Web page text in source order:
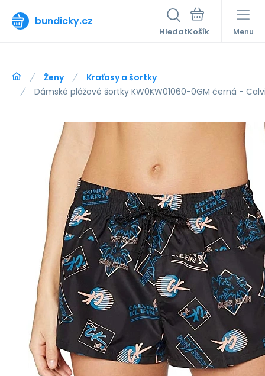
bundicky.cz
Hledat Menu
Ženy
Kraťasy a šortky
Dámské plážové šortky KW0KW01060-0GM černá -